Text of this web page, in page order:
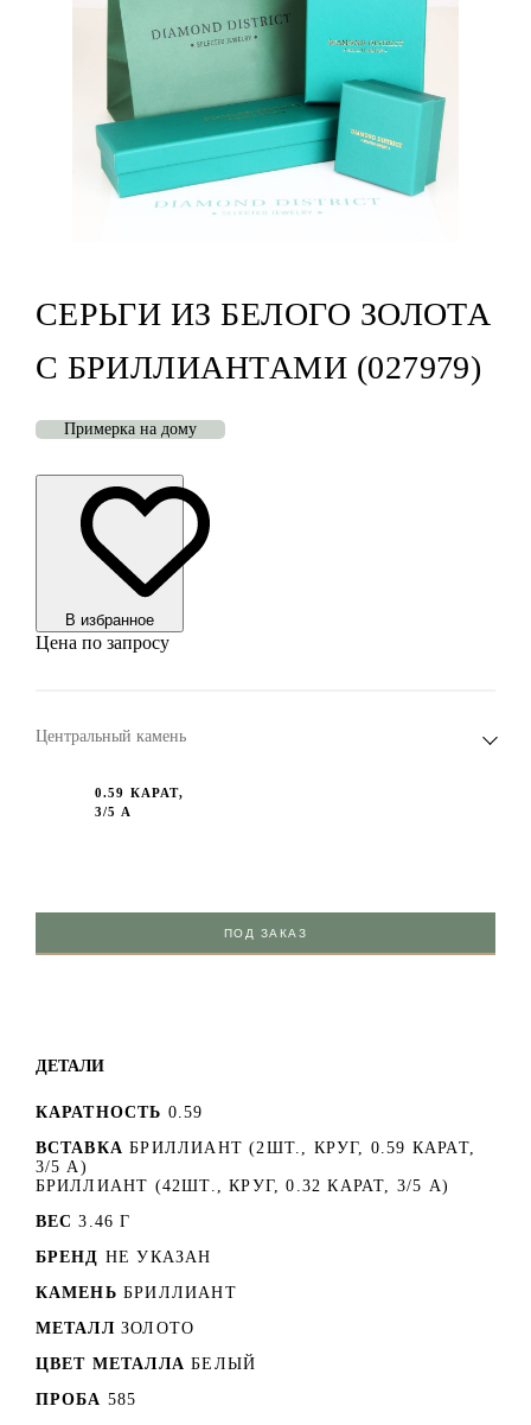
СЕРЬГИ ИЗ БЕЛОГО ЗОЛОТА
С БРИЛЛИАНТАМИ (027979)
Примерка на дому
В избранноe
Цена по запросу
Центральный камень
0.59 КАРАТ,
3/5 А
ПОД ЗАКАЗ
ДЕТАЛИ
КАРАТНОСТЬ 0.59
ВСТАВКА БРИЛЛИАНТ (2ШТ., КРУГ, 0.59 КАРАТ,
3/5 А)
БРИЛЛИАНТ (42ШТ., КРУГ, 0.32 КАРАТ, 3/5 А)
ВЕС 3.46 Г
БРЕНД НЕ УКАЗАН
КАМЕНЬ БРИЛЛИАНТ
МЕТАЛЛ ЗОЛОТО
ЦВЕТ МЕТАЛЛА БЕЛЫЙ
ПРОБА 585